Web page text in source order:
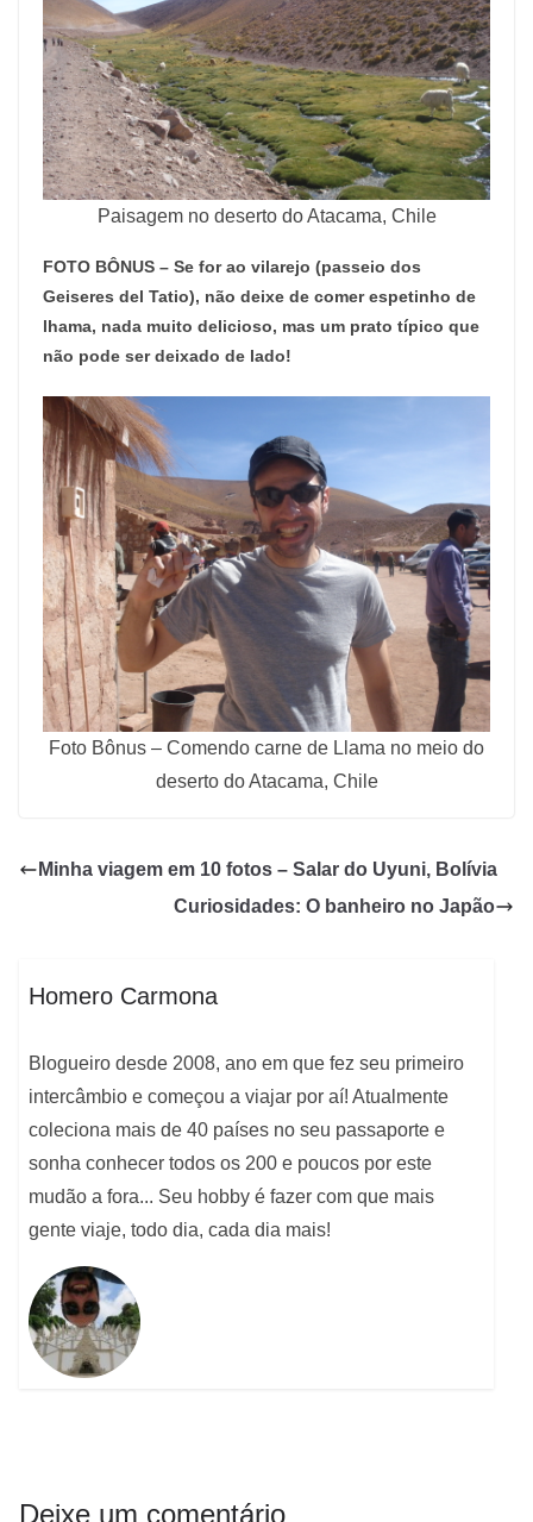
Paisagem no deserto do Atacama, Chile
FOTO BÔNUS – Se for ao vilarejo (passeio dos
Geiseres del Tatio), não deixe de comer espetinho de
lhama, nada muito delicioso, mas um prato típico que
não pode ser deixado de lado!
Foto Bônus – Comendo carne de Llama no meio do
deserto do Atacama, Chile
Minha viagem em 10 fotos – Salar do Uyuni, Bolívia
Curiosidades: O banheiro no Japão
Homero Carmona
Blogueiro desde 2008, ano em que fez seu primeiro
intercâmbio e começou a viajar por aí! Atualmente
coleciona mais de 40 países no seu passaporte e
sonha conhecer todos os 200 e poucos por este
mudão a fora... Seu hobby é fazer com que mais
gente viaje, todo dia, cada dia mais!
Deixe um comentário